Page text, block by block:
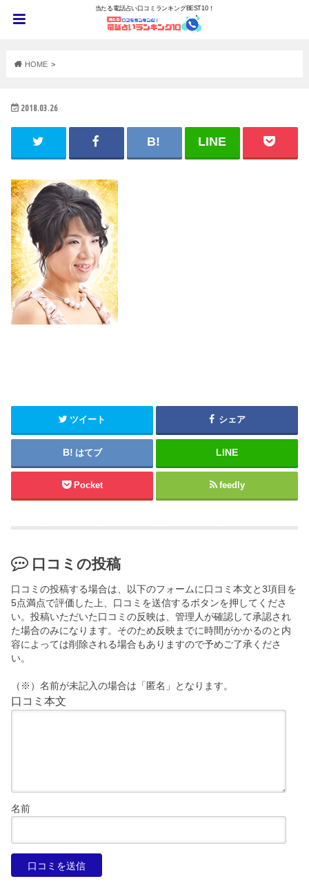
当たる電話占い口コミランキングBEST10！
HOME
2018.03.26
ツイート シェア
はてブ
Pocket feedly
口コミの投稿
口コミの投稿する場合は、以下のフォームに口コミ本文と3項目を
5点満点で評価した上、口コミを送信するボタンを押してくださ
い。投稿いただいた口コミの反映は、管理人が確認して承認され
た場合のみになります。そのため反映までに時間がかかるのと内
容によっては削除される場合もありますので予めご了承くださ
い。
（※）名前が未記入の場合は「匿名」となります。
口コミ本文
名前